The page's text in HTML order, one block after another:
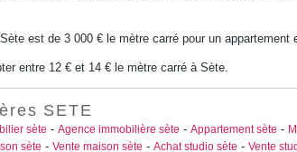
est de 3 000 € le mètre carré pour un
entre 12 € et 14 € le mètre carré à Sète.
SETE
sète -Agence immobilière sète -Appartement sète -
sète -Vente maison sète -Achat studio sète -Vente